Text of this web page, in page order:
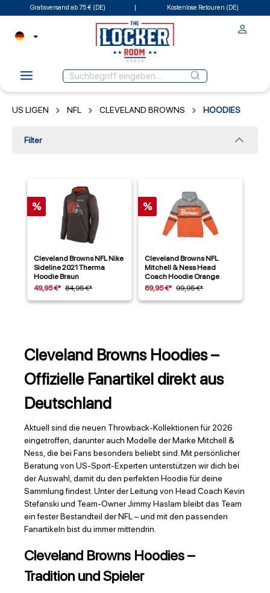
Gratisversand ab 75 € (DE) Kostenlose Retouren (DE)
US LIGEN NFL CLEVELAND BROWNS HOODIES
Filter
%
Cleveland Browns NFL Nike
Sideline 2021 Therma
Hoodie Braun
49,95 €* 84,95 €*
%
Cleveland Browns NFL
Mitchell & Ness Head
Coach Hoodie Orange
69,95 €* 99,95 €*
Cleveland Browns Hoodies –
Offizielle Fanartikel direkt aus
Deutschland
Aktuell sind die neuen Throwback-Kollektionen für 2026
eingetroffen, darunter auch Modelle der Marke Mitchell &
Ness, die bei Fans besonders beliebt sind. Mit persönlicher
Beratung von US-Sport-Experten unterstützen wir dich bei
der Auswahl, damit du den perfekten Hoodie für deine
Sammlung findest. Unter der Leitung von Head Coach Kevin
Stefanski und Team-Owner Jimmy Haslam bleibt das Team
ein fester Bestandteil der NFL – und mit den passenden
Fanartikeln bist du immer mittendrin.
Cleveland Browns Hoodies –
Tradition und Spieler